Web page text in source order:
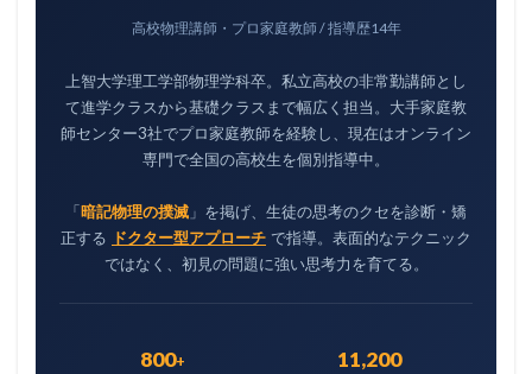
高校物理講師・プロ家庭教師 / 指導歴14年
上智大学理工学部物理学科卒。私立高校の非常勤講師とし
て進学クラスから基礎クラスまで幅広く担当。大手家庭教
師センター3社でプロ家庭教師を経験し、現在はオンライン
専門で全国の高校生を個別指導中。
「暗記物理の撲滅 」を掲げ、生徒の思考のクセを診断・矯
正する ドクター型アプローチ で指導。表面的なテクニック
ではなく、初見の問題に強い思考力を育てる。
800+ 11,200